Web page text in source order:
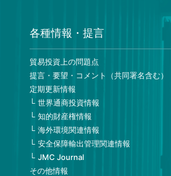
各種情報・提言
貿易投資上の問題点
提言・要望・コメント（共同署名含む）
定期更新情報
世界通商投資情報
知的財産権情報
海外環境関連情報
安全保障輸出管理関連情報
JMC Journal
その他情報